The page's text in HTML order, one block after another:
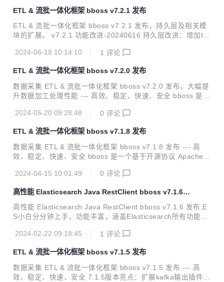
存在多线程安全隐患 文件输出插件改进：增加将文件写入oss
数据库minio功能，使用案例：抽取Elasticsearch数据生成文
件，并写入oss数据库minio 问题修复：修复大数据量excel文
ETL & 流批一体化框架 bboss v7.2.1 发布
ETL & 流批一体化框架 bboss v7.2.1 发布，持久层及相关模
块的扩展。 v7.2.1 功能改进-20240616 持久层改进：增加td
log日志 数据库输入、输出插件改进：增加直接引用第三方Da
出插件直接引用第三方Datasource功能 使用案例 https://esd
oc.bbossgroups.com/#/bboss-datasyn-demo 数据采集&流
批一体化处理使用指南 https://esdoc.bbossgroups.com/...
2024-06-18 10:14:10 1 评论
ETL & 流批一体化框架 bboss v7.2.0 发布
数据采集 ETL & 流批一体化框架 bboss v7.2.0 发布，大幅提
升数据加工处理性能 --- 高效、稳定、快速、安全 bboss 是一
队 bboss 运维，主要由以下三部分构成： Elasticsearch Hig
ch/Opensearch java orm 客户端框架 数据采集同步 ETL ，
一个基于 java 语言实现数据采集作业的强大 ETL 工具，提供
丰富的输入插件和输出插件，可以基于插件规范轻松扩展新的
2024-05-20 09:28:48 0 评论
ETL & 流批一体化框架 bboss v7.1.8 发布
数据采集 ETL & 流批一体化框架 bboss v7.1.8 发布 --- 高
效、稳定、快速、安全 bboss 是一个基于开源协议 Apache Li
下三部分构成： Elasticsearch Highlevel Java Restclient ，
客户端框架 数据采集同步 ETL ，一个基于 java 语言实现数据
采集作业的强大 ETL 工具，提供丰富的输入插件和输出插
件，可以基于插件规范轻松扩展新的输入插件和输出插件 流批
2024-04-15 10:01:49 0 评论
高性能 Elasticsearch Java RestClient bboss v7.1.6
发布
高性能 Elasticsearch Java RestClient bboss v7.1.6 发布,E
S小白分分钟上手，功能丰富，涵盖Elasticsearch所有功能，
D，脚本，sql，jdbc，高亮，权重，聚合，IP地理位置解析，
户端负载容灾，兼容性好，易于集成 A highlevel rest client.
A high performence o/r mapping rest client. A dsl and sql r
est client. Support Elasti...
2024-02-22 09:18:45 1 评论
ETL & 流批一体化框架 bboss v7.1.5 发布
数据采集 ETL & 流批一体化框架 bboss v7.1.5 发布 --- 高
效、稳定、快速、安全 7.1.5版本亮点：扩展kafka输出插件，